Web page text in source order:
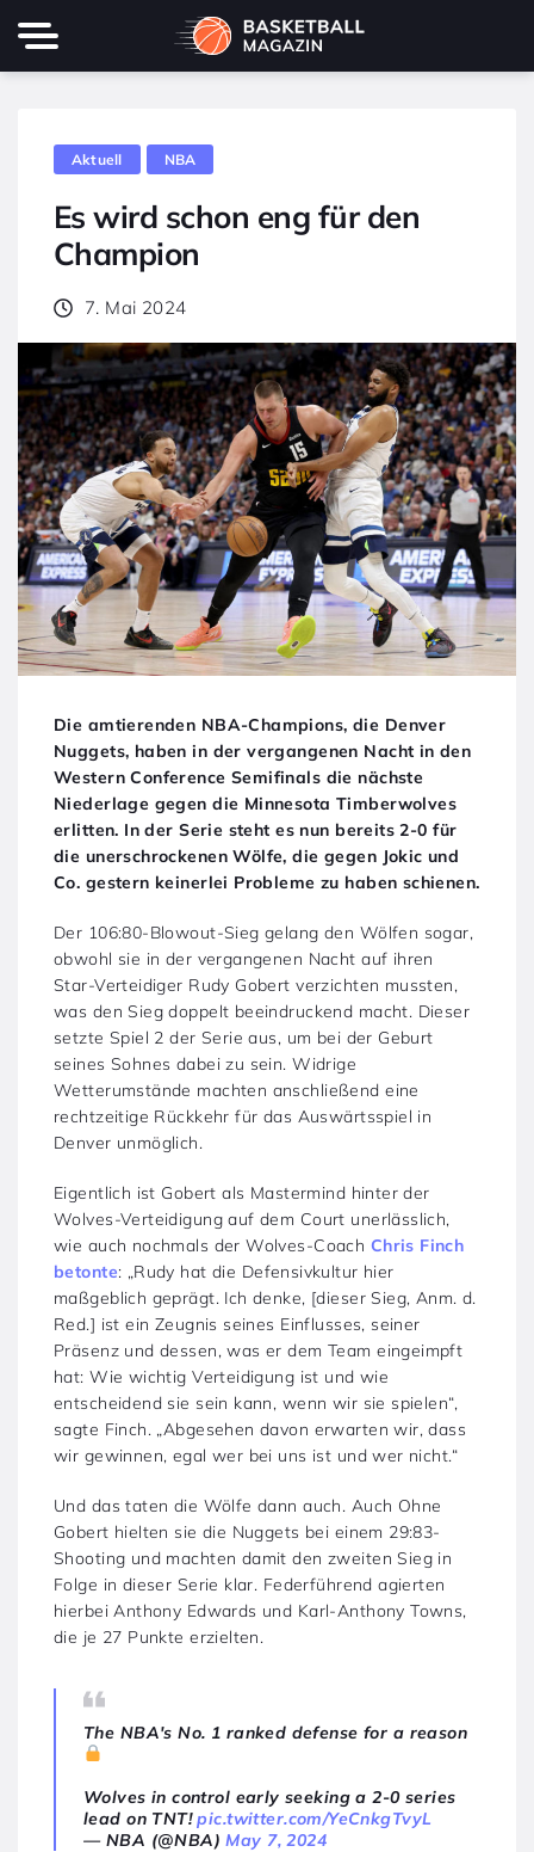
Aktuell NBA
Es wird schon eng für den
Champion
7. Mai 2024
Die amtierenden NBA-Champions, die Denver
Nuggets, haben in der vergangenen Nacht in den
Western Conference Semifinals die nächste
Niederlage gegen die Minnesota Timberwolves
erlitten. In der Serie steht es nun bereits 2-0 für
die unerschrockenen Wölfe, die gegen Jokic und
Co. gestern keinerlei Probleme zu haben schienen.
Der 106:80-Blowout-Sieg gelang den Wölfen sogar,
obwohl sie in der vergangenen Nacht auf ihren
Star-Verteidiger Rudy Gobert verzichten mussten,
was den Sieg doppelt beeindruckend macht. Dieser
setzte Spiel 2 der Serie aus, um bei der Geburt
seines Sohnes dabei zu sein. Widrige
Wetterumstände machten anschließend eine
rechtzeitige Rückkehr für das Auswärtsspiel in
Denver unmöglich.
Eigentlich ist Gobert als Mastermind hinter der
Wolves-Verteidigung auf dem Court unerlässlich,
wie auch nochmals der Wolves-Coach Chris Finch
betonte: „Rudy hat die Defensivkultur hier
maßgeblich geprägt. Ich denke, [dieser Sieg, Anm. d.
Red.] ist ein Zeugnis seines Einflusses, seiner
Präsenz und dessen, was er dem Team eingeimpft
hat: Wie wichtig Verteidigung ist und wie
entscheidend sie sein kann, wenn wir sie spielen“,
sagte Finch. „Abgesehen davon erwarten wir, dass
wir gewinnen, egal wer bei uns ist und wer nicht.“
Und das taten die Wölfe dann auch. Auch Ohne
Gobert hielten sie die Nuggets bei einem 29:83-
Shooting und machten damit den zweiten Sieg in
Folge in dieser Serie klar. Federführend agierten
hierbei Anthony Edwards und Karl-Anthony Towns,
die je 27 Punkte erzielten.
The NBA's No. 1 ranked defense for a reason
Wolves in control early seeking a 2-0 series
lead on TNT!pic.twitter.com/YeCnkgTvyL
— NBA (@NBA)May 7, 2024